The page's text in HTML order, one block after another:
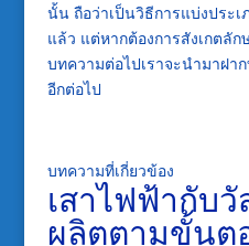
นั้น ถือว่าเป็นวิธีการแบ่งประ
แล้ว แต่หากต้องการสังเกตลั
บทความต่อไปเราจะนำมาฝา
อีกต่อไป
บทความที่เกี่ยวข้อง
เสาไฟฟ้ากับ
ผลิตตามขั้นต